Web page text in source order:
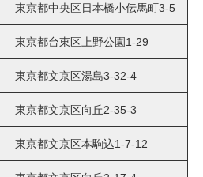
東京都中央区日本橋小伝馬町3-5
東京都台東区上野公園1-29
東京都文京区湯島3-32-4
東京都文京区向丘2-35-3
東京都文京区本駒込1-7-12